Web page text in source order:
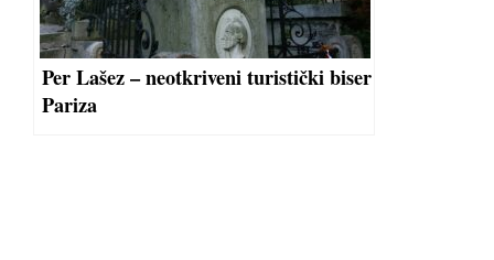
Per Lašez – neotkriveni turistički biser
Pariza